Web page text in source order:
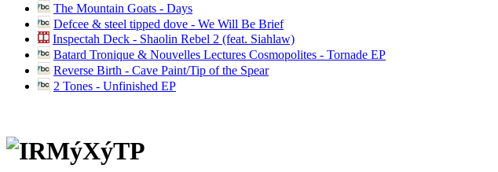
The Mountain Goats - Days
Defcee & steel tipped dove - We Will Be Brief
Inspectah Deck - Shaolin Rebel 2 (feat. Siahlaw)
Batard Tronique & Nouvelles Lectures Cosmopolites - Tornade EP
Reverse Birth - Cave Paint/Tip of the Spear
2 Tones - Unfinished EP